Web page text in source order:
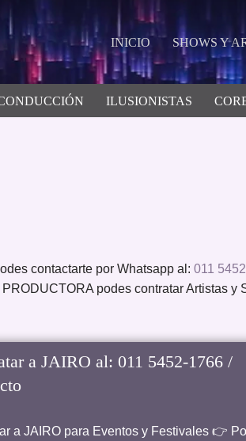
INICIO SHOWS Y
ILUSIONISTAS
contactarte por Whatsapp al: 011
podes contratar Artistas y
a JAIRO al: 011 5452-1766 /
a JAIRO para Eventos y Festivales 👉